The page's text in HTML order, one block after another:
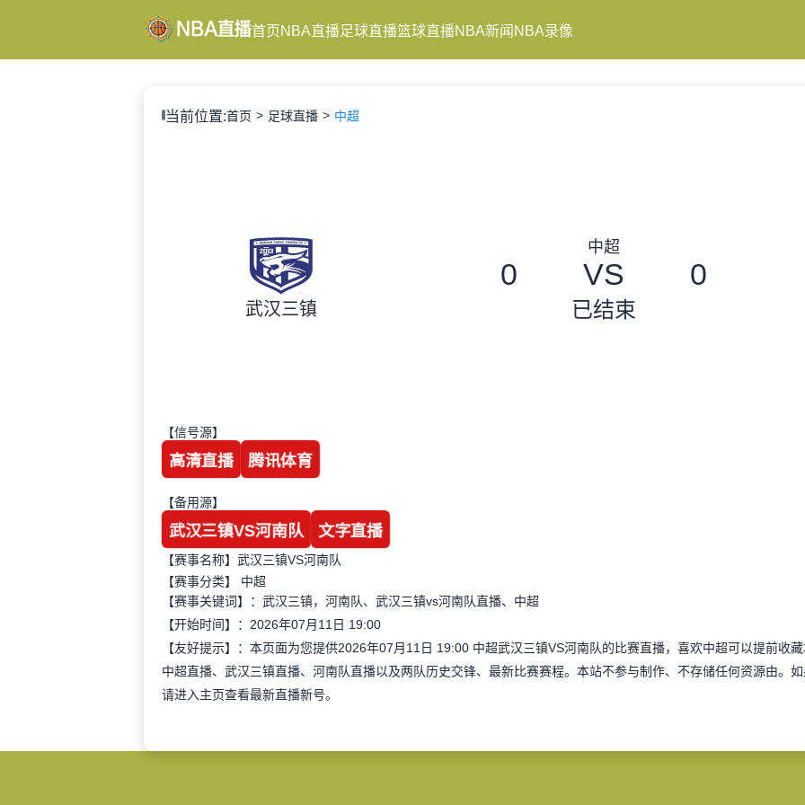
首页 NBA直播足球直播篮球直播NBA新闻 NBA录像
当前位置:首页 足球直播 中超
武汉三镇
中超
0 VS 0
已结束
【信号源】
高清直播 腾讯体育
【备用源】
武汉三镇VS河南队 文字直播
【赛事名称】武汉三镇VS河南队
【赛事分类】 中超
【赛事关键词】：武汉三镇，河南队、武汉三镇vs河南队直播、中超
【开始时间】：2026年07月11日 19:00
【友好提示】：本页面为您提供2026年07月11日 19:00 中超武汉三镇VS河南队的比赛直播，喜欢中超可以提前收
中超直播、武汉三镇直播、河南队直播以及两队历史交锋、最新比赛赛程。本站不参与制作、不存储任何资源由。
请进入主页查看最新直播新号。